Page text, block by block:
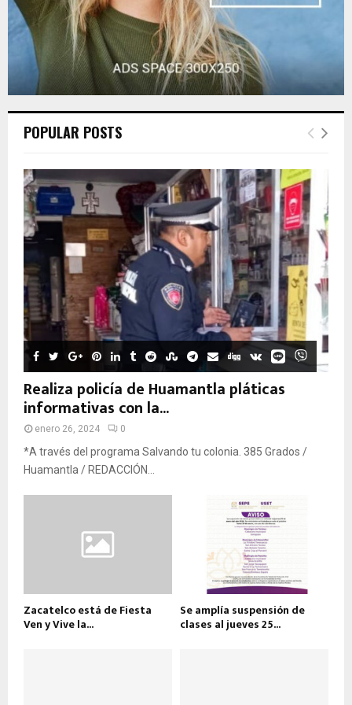
POPULAR POSTS
Realiza policía de Huamantla pláticas
informativas con la...
enero 26, 2024 0
*A través del programa Salvando tu colonia. 385 Grados /
Huamantla / REDACCIÓN...
Zacatelco está de Fiesta
Ven y Vive la...
Se amplía suspensión de
clases al jueves 25...